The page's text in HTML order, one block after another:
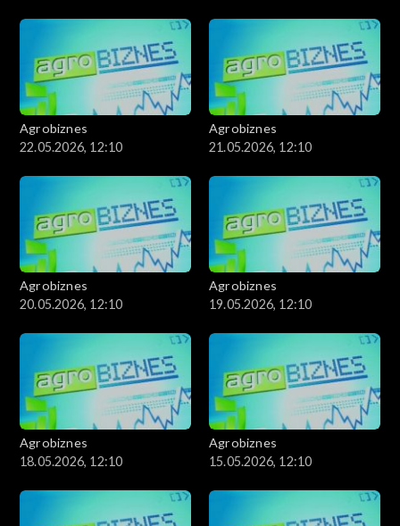
Agrobiznes
22.05.2026, 12:10
Agrobiznes
21.05.2026, 12:10
Agrobiznes
20.05.2026, 12:10
Agrobiznes
19.05.2026, 12:10
Agrobiznes
18.05.2026, 12:10
Agrobiznes
15.05.2026, 12:10